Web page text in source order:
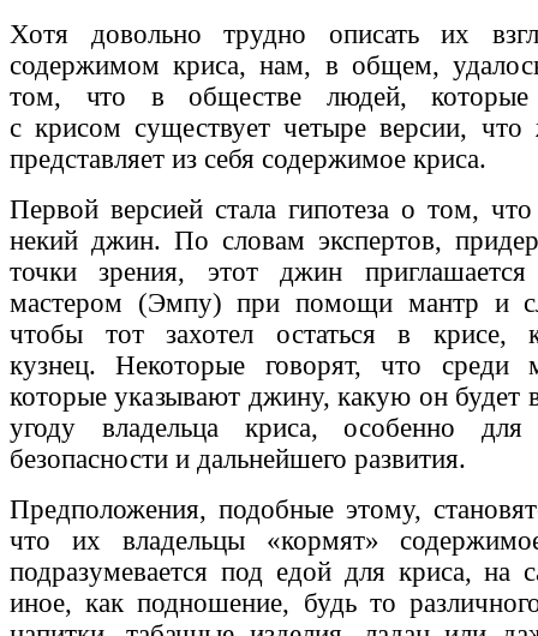
Хотя довольно трудно описать их
содержимом криса, нам, в общем,
том, что в обществе людей, которые
с крисом существует четыре версии,
представляет из себя содержимое криса.
Первой версией стала гипотеза о том, что
некий джин. По словам экспертов,
точки зрения, этот джин приглашается
мастером (Эмпу) при помощи мантр и
чтобы тот захотел остаться в крисе,
кузнец. Некоторые говорят, что среди
которые указывают джину, какую он будет
угоду владельца криса, особенно для
безопасности и дальнейшего развития.
Предположения, подобные этому,
что их владельцы «кормят»
подразумевается под едой для криса, на
иное, как подношение, будь то